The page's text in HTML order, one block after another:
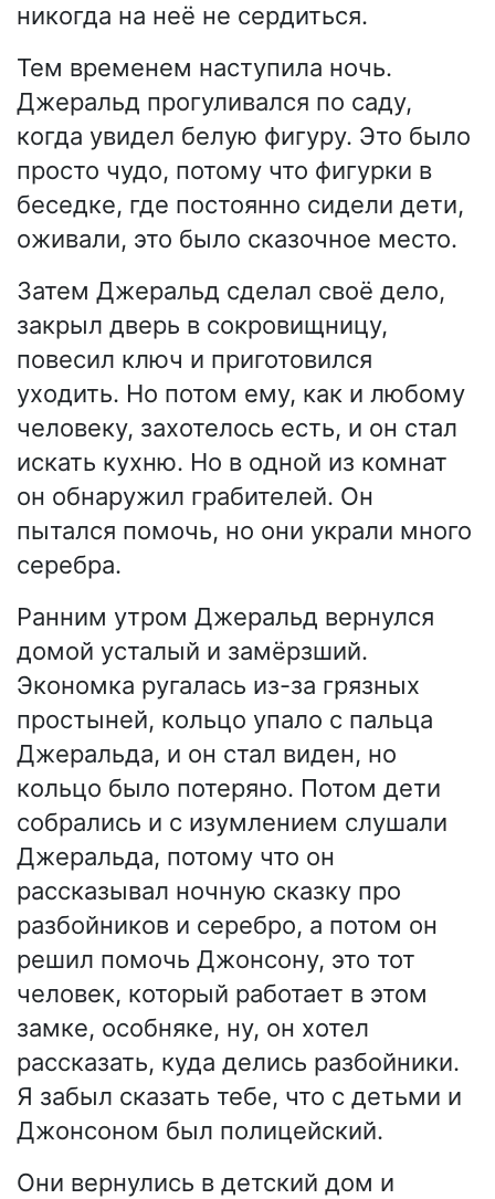
никогда на неё не сердиться.
Тем временем наступила ночь.
Джеральд прогуливался по саду,
когда увидел белую фигуру. Это было
просто чудо, потому что фигурки в
беседке, где постоянно сидели дети,
оживали, это было сказочное место.
Затем Джеральд сделал своё дело,
закрыл дверь в сокровищницу,
повесил ключ и приготовился
уходить. Но потом ему, как и любому
человеку, захотелось есть, и он стал
искать кухню. Но в одной из комнат
он обнаружил грабителей. Он
пытался помочь, но они украли много
серебра.
Ранним утром Джеральд вернулся
домой усталый и замёрзший.
Экономка ругалась из-за грязных
простыней, кольцо упало с пальца
Джеральда, и он стал виден, но
кольцо было потеряно. Потом дети
собрались и с изумлением слушали
Джеральда, потому что он
рассказывал ночную сказку про
разбойников и серебро, а потом он
решил помочь Джонсону, это тот
человек, который работает в этом
замке, особняке, ну, он хотел
рассказать, куда делись разбойники.
Я забыл сказать тебе, что с детьми и
Джонсоном был полицейский.
Они вернулись в детский дом и